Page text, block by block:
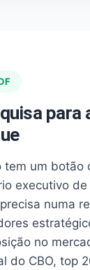
para
tem um botão
executivo
numa
no
do CBO, top